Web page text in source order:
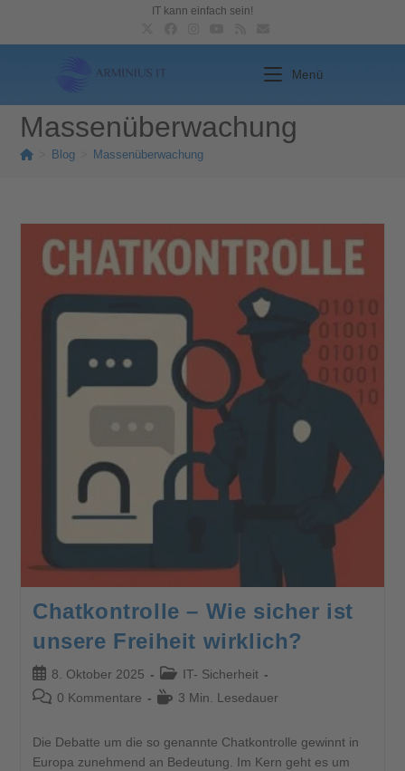
IT kann einfach sein!
Menü
Massenüberwachung
Blog Massenüberwachung
Chatkontrolle – Wie sicher ist
unsere Freiheit wirklich?
8. Oktober 2025
IT- Sicherheit
0 Kommentare
3 Min. Lesedauer
Die Debatte um die so genannte Chatkontrolle gewinnt in
Europa zunehmend an Bedeutung. Im Kern geht es um